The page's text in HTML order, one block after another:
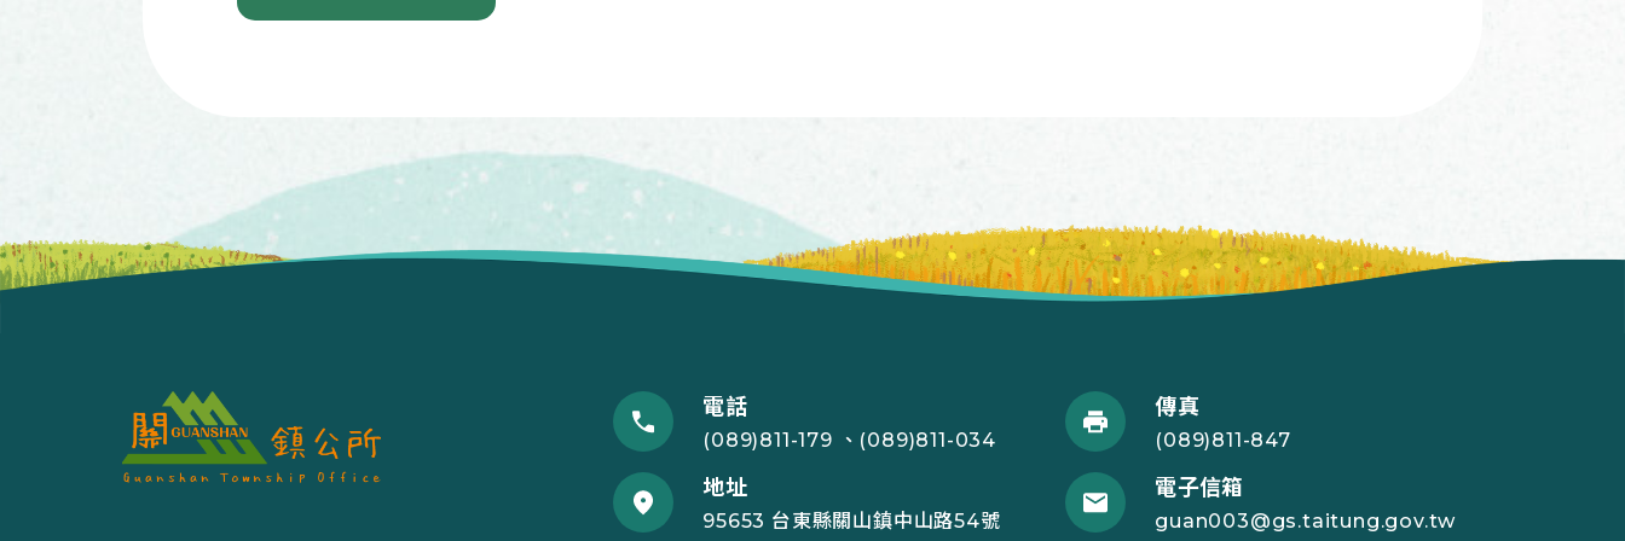
電話
(089)811-179 、(089)811-034
傳真
(089)811-847
地址
95653 台東縣關山鎮中山路54號
電子信箱
guan003@gs.taitung.gov.tw